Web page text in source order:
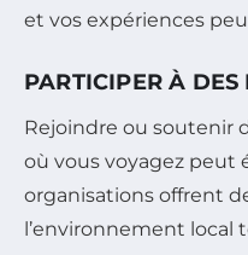
et vos expériences
PARTICIPER À
Rejoindre ou soutenir
où vous voyagez peut
organisations offrent
l’environnement